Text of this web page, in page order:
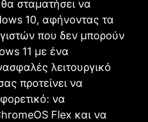
σταματήσει να
10, αφήνοντας τα
που δεν μπορούν
11 με ένα
λειτουργικό
προτείνει να
να
Flex και να